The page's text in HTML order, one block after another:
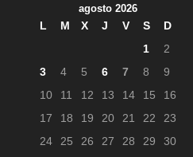
agosto 2026
L M X J V S
D
1
2
3
4 5 6 7 8
9
10
11 12 13 14 15
16
17
18 19 20 21 22
23
24
25 26 27 28 29
30